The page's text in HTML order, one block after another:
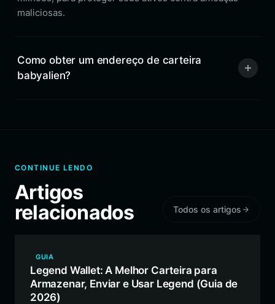
maliciosas.
Como obter um endereço de carteira
babyalien?
CONTINUE LENDO
Artigos
relacionados
Todos os artigos
GUIA
Legend Wallet: A Melhor Carteira para
Armazenar, Enviar e Usar Legend (Guia de
2026)